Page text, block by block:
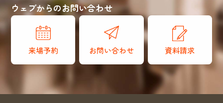
ウェブからのお問い合わせ
来場予約 お問い合わせ 資料請求